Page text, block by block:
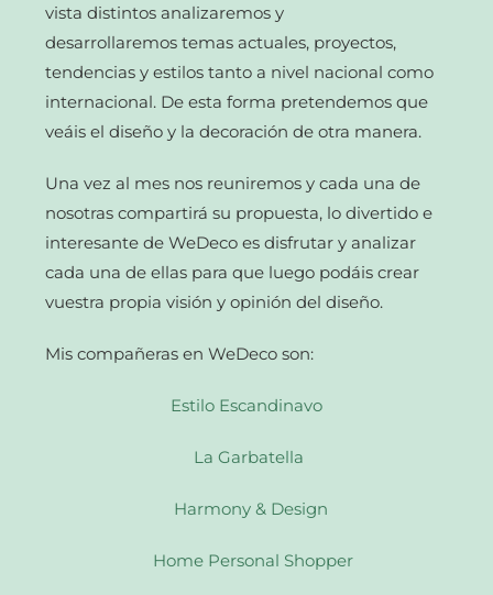
vista distintos analizaremos y
desarrollaremos temas actuales, proyectos,
tendencias y estilos tanto a nivel nacional como
internacional. De esta forma pretendemos que
veáis el diseño y la decoración de otra manera.
Una vez al mes nos reuniremos y cada una de
nosotras compartirá su propuesta, lo divertido e
interesante de WeDeco es disfrutar y analizar
cada una de ellas para que luego podáis crear
vuestra propia visión y opinión del diseño.
Mis compañeras en WeDeco son:
Estilo Escandinavo
La Garbatella
Harmony & Design
Home Personal Shopper